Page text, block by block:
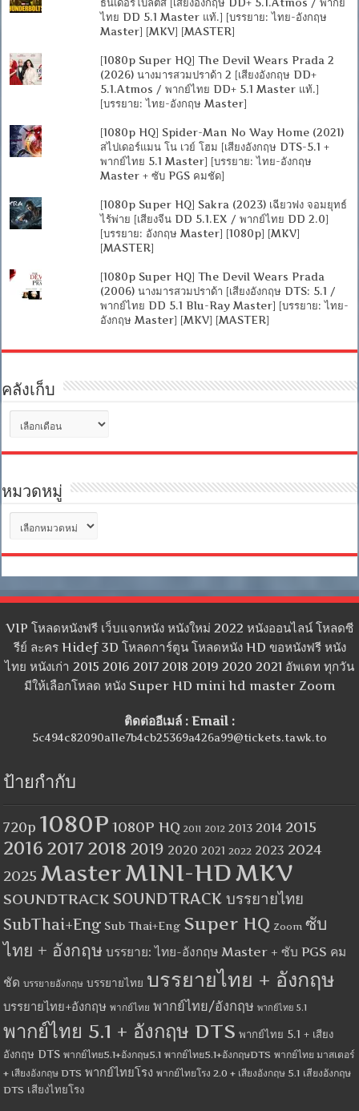
ไทย DD 5.1 Master แท้.] [บรรยาย: ไทย-อังกฤษ
Master] [MKV] [MASTER]
[1080p Super HQ] The Devil Wears Prada 2
(2026) นางมารสวมปราด้า 2 [เสียงอังกฤษ DD+
5.1.Atmos / พากย์ไทย DD+ 5.1 Master แท้.]
[บรรยาย: ไทย-อังกฤษ Master]
[1080p HQ] Spider-Man No Way Home (2021)
สไปเดอร์แมน โน เวย์ โฮม [เสียงอังกฤษ DTS-5.1 +
พากย์ไทย 5.1 Master] [บรรยาย: ไทย-อังกฤษ
Master + ซับ PGS คมชัด]
[1080p Super HQ] Sakra (2023) เฉียวฟง จอมยุทธ์
ไร้พ่าย [เสียงจีน DD 5.1.EX / พากย์ไทย DD 2.0]
[บรรยาย: อังกฤษ Master] [1080p] [MKV]
[MASTER]
[1080p Super HQ] The Devil Wears Prada
(2006) นางมารสวมปราด้า [เสียงอังกฤษ DTS: 5.1 /
พากย์ไทย DD 5.1 Blu-Ray Master] [บรรยาย: ไทย-
อังกฤษ Master] [MKV] [MASTER]
คลังเก็บ
เก็บ
หมวดหมู่
หมู่
VIP โหลดหนังฟรี เว็บแจกหนัง หนังใหม่ 2022 หนังออนไลน์ โหลดซี
รีย์ ละคร Hidef 3D โหลดการ์ตูน โหลดหนัง HD ขอหนังฟรี หนัง
ไทย หนังเก่า 2015 2016 2017 2018 2019 2020 2021 อัพเดท ทุกวัน
มีให้เลือกโหลด หนัง Super HD mini hd master Zoom
ติดต่ออีเมล์ : Email :
5c494c82090a11e7b4cb25369a426a99@tickets.tawk.to
ป้ายกำกับ
720p 1080P 1080P HQ 2011 2012 2013 2014 2015
2016 2017 2018 2019 2020 2021 2022 2023 2024
2025 MasterMINI-HDMKV
SOUNDTRACK SOUNDTRACK บรรยายไทย
SubThai+Eng Sub Thai+Eng Super HQ Zoom ซับ
ไทย + อังกฤษ บรรยาย: ไทย-อังกฤษ Master + ซับ PGS คม
ชัด บรรยายอังกฤษ บรรยายไทย บรรยายไทย + อังกฤษ
บรรยายไทย+อังกฤษ พากย์ไทย พากย์ไทย/อังกฤษ พากย์ไทย 5.1
พากย์ไทย 5.1 + อังกฤษ DTS พากย์ไทย 5.1 + เสียง
อังกฤษ DTS พากย์ไทย5.1+อังกฤษ5.1 พากย์ไทย5.1+อังกฤษDTS พากย์ไทย มาสเตอร์
+ เสียงอังกฤษ DTS พากย์ไทยโรง พากย์ไทยโรง 2.0 + เสียงอังกฤษ 5.1 เสียงอังกฤษ
DTS เสียงไทยโรง